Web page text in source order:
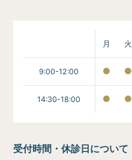
月 火
9:00-12:00
14:30-18:00
受付時間・休診日について